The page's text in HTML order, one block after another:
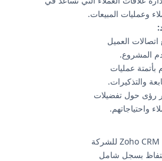
وعمليات المبيعات.
اتصالات العميل
المشروع.
بأتمتة عمليات
والتذكيرات.
رؤى حول تفضيلات
واحتياجاتهم.
يتيح Zoho CRM للشركة
بسجل شامل